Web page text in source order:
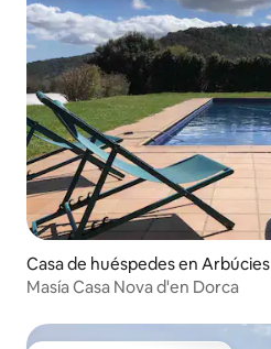
Casa de huéspedes en Arbúcies
Masía Casa Nova d'en Dorca